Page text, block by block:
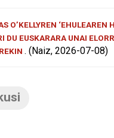
O’KELLYREN ‘EHULEAREN
DU EUSKARARA UNAI
. (Naiz, 2026-07-08)